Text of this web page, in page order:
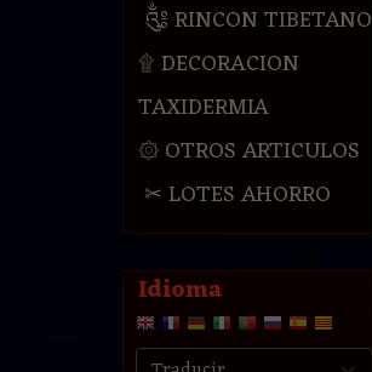
༃ RINCON TIBETANO
۩ DECORACION
TAXIDERMIA
۞ OTROS ARTICULOS
✂ LOTES AHORRO
Idioma